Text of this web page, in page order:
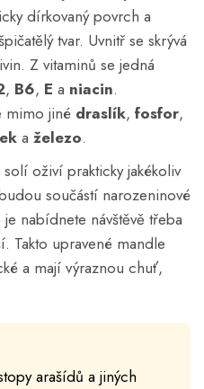
dírkovaný povrch a
tvar. Uvnitř se skrývá
Z vitaminů se jedná
, B6, E a niacin.
mimo jiné draslík, fosfor,
a železo.
oživí prakticky jakékoliv
součástí narozeninové
nabídnete návštěvě třeba
Takto upravené mandle
a mají výraznou chuť,
arašídů a jiných